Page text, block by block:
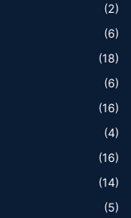
(2)
(6)
(18)
(6)
(16)
(4)
(16)
(14)
(5)